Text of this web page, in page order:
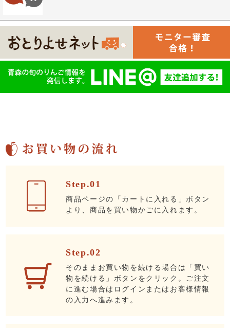
Step.01
商品ページの「カートに入れる」ボタン
より、商品を買い物かごに入れます。
Step.02
そのままお買い物を続ける場合は「買い
物を続ける」ボタンをクリック。ご注文
に進む場合はログインまたはお客様情報
の入力へ進みます。